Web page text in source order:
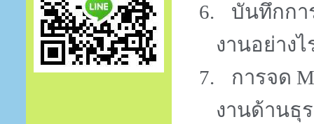
6.
บันทึกกา
งานอย่างไ
7.
การจด
งานด้านธุ